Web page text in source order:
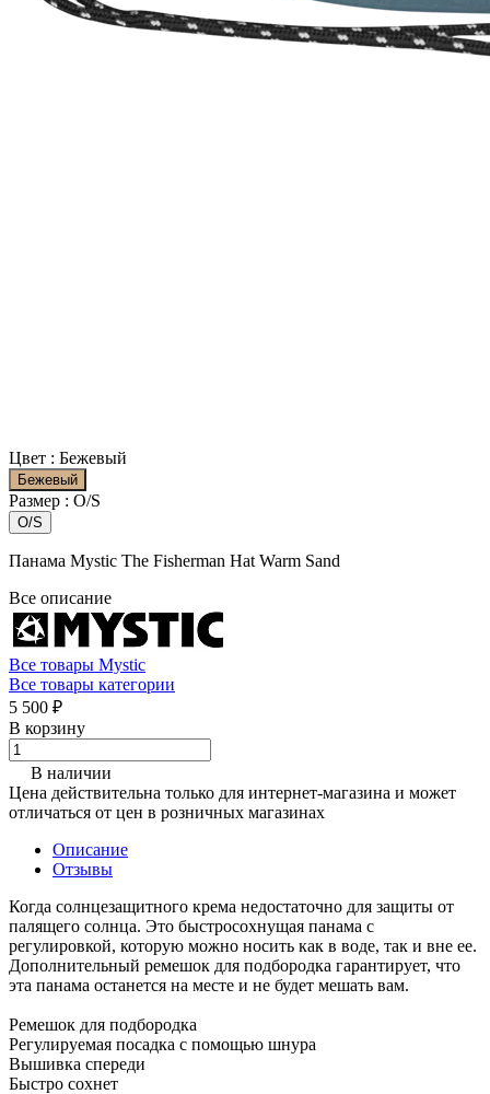
Цвет : Бежевый
Бежевый
Размер : O/S
O/S
Панама Mystic The Fisherman Hat Warm Sand
Все описание
Все товары Mystic
Все товары категории
5 500 ₽
В корзину
В наличии
Цена действительна только для интернет-магазина и может
отличаться от цен в розничных магазинах
Описание
Отзывы
Когда солнцезащитного крема недостаточно для защиты от
палящего солнца. Это быстросохнущая панама с
регулировкой, которую можно носить как в воде, так и вне ее.
Дополнительный ремешок для подбородка гарантирует, что
эта панама останется на месте и не будет мешать вам.
Ремешок для подбородка
Регулируемая посадка с помощью шнура
Вышивка спереди
Быстро сохнет